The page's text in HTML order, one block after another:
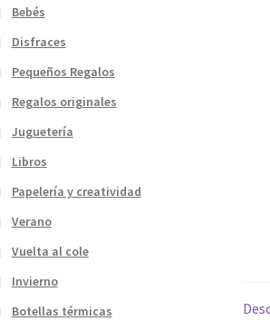
Bebés
Disfraces
Pequeños Regalos
Regalos originales
Juguetería
Libros
Papelería y creatividad
Verano
Vuelta al cole
Invierno
Botellas térmicas